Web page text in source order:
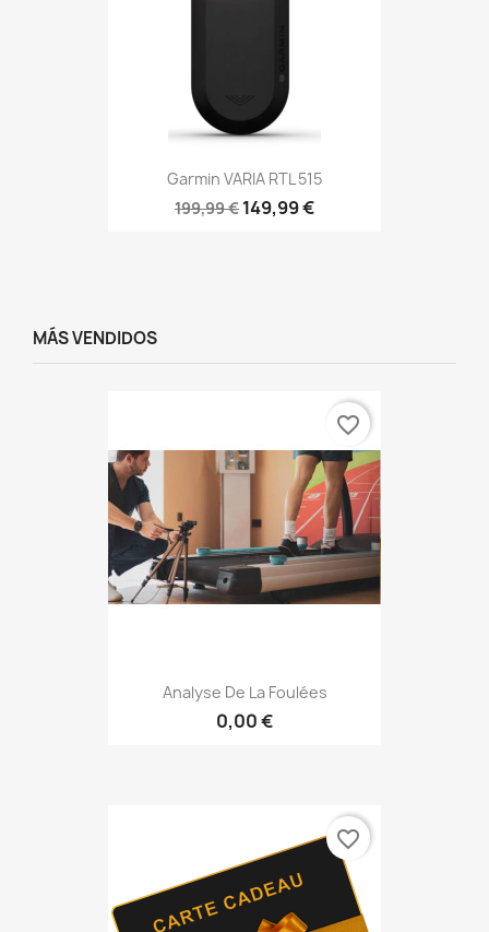
Garmin VARIA RTL 515
199,99 € 149,99 €
MÁS VENDIDOS
Analyse De La Foulées
0,00 €
favorite_border
favorite_border